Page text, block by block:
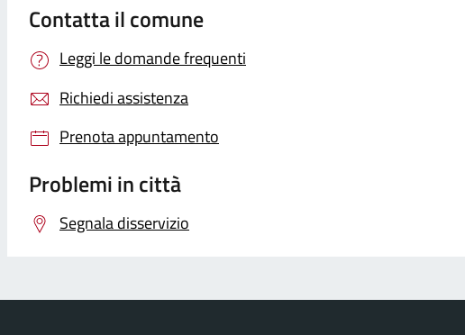
Contatta il comune
Leggi le domande frequenti
Richiedi assistenza
Prenota appuntamento
Problemi in città
Segnala disservizio